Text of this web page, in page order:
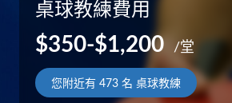
桌球教練費用
$350-$1,200 /堂
您附近有473 名 桌球教練